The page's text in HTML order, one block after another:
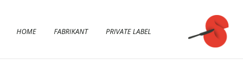
HOME FABRIKANT PRIVATE LABEL